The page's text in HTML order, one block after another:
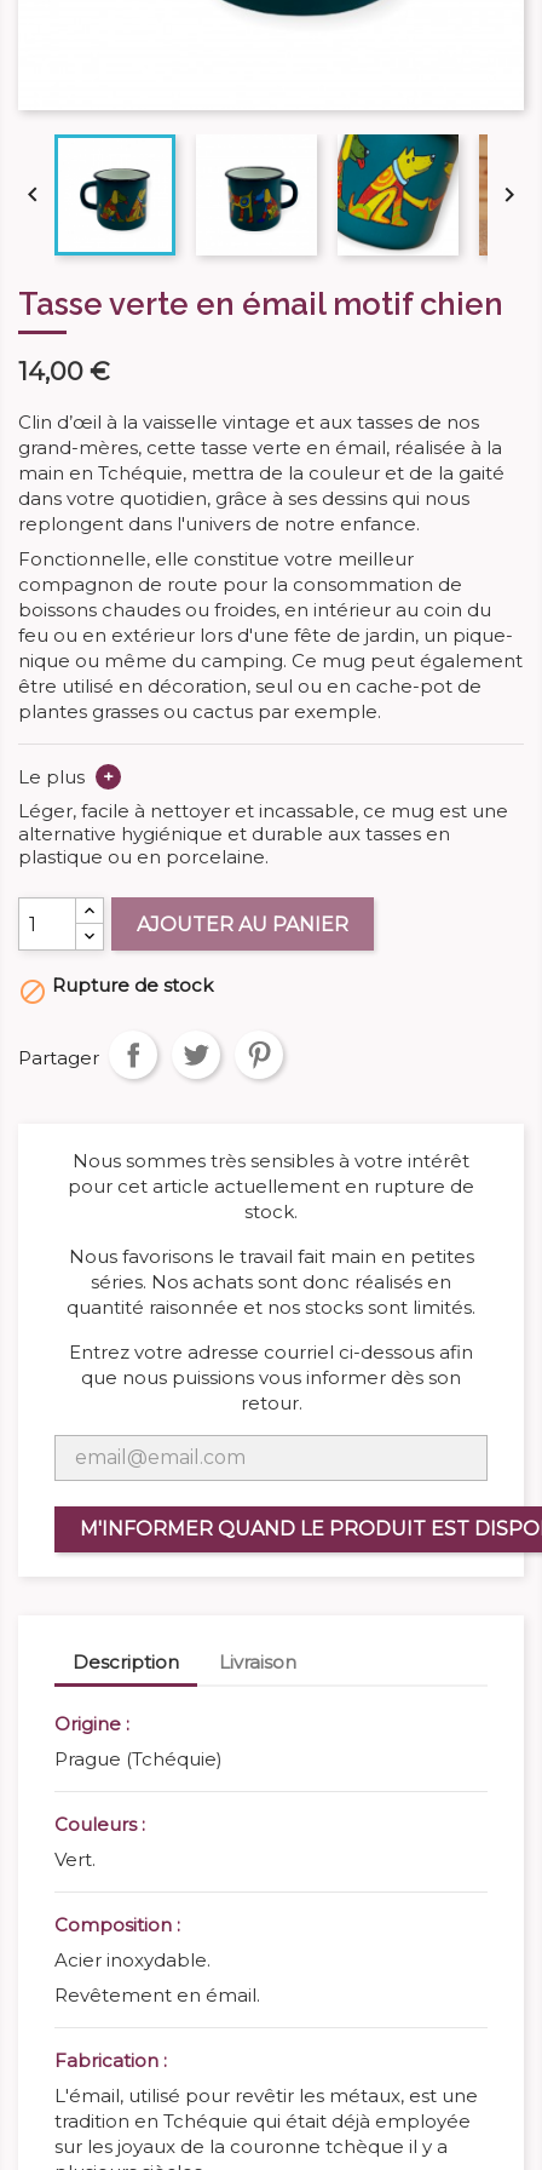
 
Tasse verte en émail motif chien
14,00 €
Clin d’œil à la vaisselle vintage et aux tasses de nos
grand-mères, cette tasse verte en émail, réalisée à la
main en Tchéquie, mettra de la couleur et de la gaité
dans votre quotidien, grâce à ses dessins qui nous
replongent dans l'univers de notre enfance.
Fonctionnelle, elle constitue votre meilleur
compagnon de route pour la consommation de
boissons chaudes ou froides, en intérieur au coin du
feu ou en extérieur lors d'une fête de jardin, un pique-
nique ou même du camping. Ce mug peut également
être utilisé en décoration, seul ou en cache-pot de
plantes grasses ou cactus par exemple.
Le plus
+
Léger, facile à nettoyer et incassable, ce mug est une
alternative hygiénique et durable aux tasses en
plastique ou en porcelaine.
AJOUTER AU PANIER
 Rupture de stock
Partager
Nous sommes très sensibles à votre intérêt
pour cet article actuellement en rupture de
stock.
Nous favorisons le travail fait main en petites
séries. Nos achats sont donc réalisés en
quantité raisonnée et nos stocks sont limités.
Entrez votre adresse courriel ci-dessous afin
que nous puissions vous informer dès son
retour.
M'INFORMER QUAND LE PRODUIT EST
Description Livraison
Origine :
Prague (Tchéquie)
Couleurs :
Vert.
Composition :
Acier inoxydable.
Revêtement en émail.
Fabrication :
L'émail, utilisé pour revêtir les métaux, est une
tradition en Tchéquie qui était déjà employée
sur les joyaux de la couronne tchèque il y a